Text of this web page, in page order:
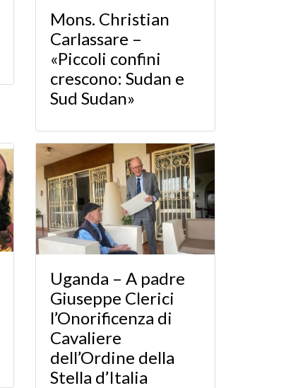
Mons. Christian
Carlassare –
«Piccoli confini
crescono: Sudan e
Sud Sudan»
Uganda – A padre
Giuseppe Clerici
l’Onorificenza di
Cavaliere
dell’Ordine della
Stella d’Italia